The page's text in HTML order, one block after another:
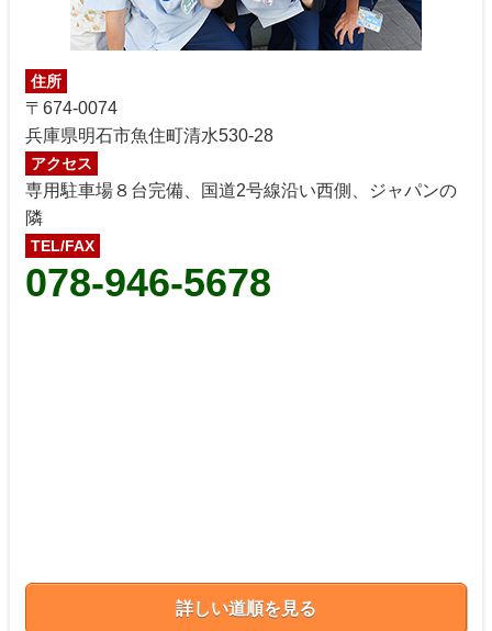
住所
〒674-0074
兵庫県明石市魚住町清水530-28
アクセス
専用駐車場８台完備、国道2号線沿い西側、ジャパンの
隣
TEL/FAX
078-946-5678
詳しい道順を見る